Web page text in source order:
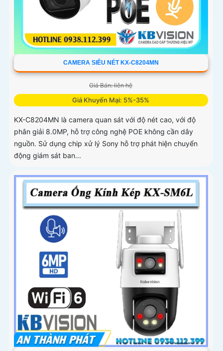
CAMERA SIÊU NÉT KX-C8204MN
Giá Bán: liên hệ
Giá Khuyến Mại: 5%-35%
KX-C8204MN là camera quan sát với độ nét cao, với độ
phân giải 8.0MP, hỗ trợ công nghệ POE không cần dây
nguồn. Sử dụng chip xử lý Sony hỗ trợ phát hiện chuyển
động giám sát ban...